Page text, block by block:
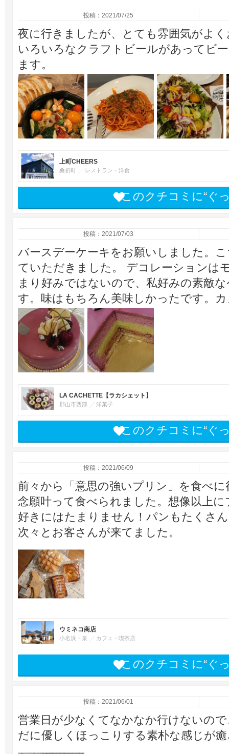
投稿：2021/07/25
夜に行きましたが、とても雰囲気がよ
いろいろなクラフトビールがあってビ
ます。
上町CHEERS
桑折町 レストラン・洋食
このクチコミに“ぐ
投稿：2021/07/03
バースデーケーキをお願いしました。
ていただきました。 デコレーションは
まり好みではないので、私好みの素敵
す。味はもちろん美味しかったです。
LA CACHETTE【ラカシェット】
郡山市西部 洋菓子
このクチコミに“ぐ
投稿：2021/06/09
前々から「意思の強いプリン」を食べ
念願叶って食べられました。想像以上
好きにはたまりません！パンもたくさ
次々とお客さんが来てました。
ウミネコ商店
小名浜・泉 カフェ・喫茶店
このクチコミに“ぐ
投稿：2021/06/01
営業日が少なくてなかなか行けないの
だに優しくほっこりする素朴な感じが